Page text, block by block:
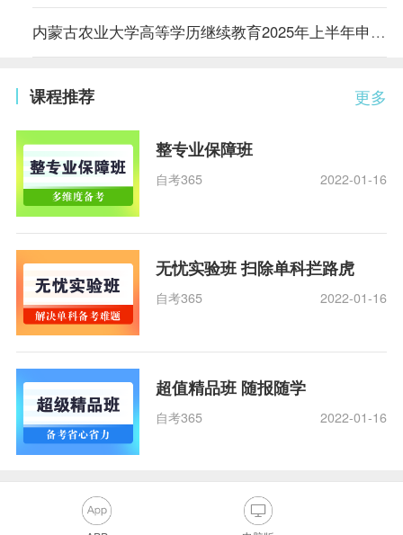
内蒙古农业大学高等学历继续教育2025年上半年申请学士学位的通知
更多
课程推荐
整专业保障班
自考365 2022-01-16
无忧实验班 扫除单科拦路虎
自考365 2022-01-16
超值精品班 随报随学
自考365 2022-01-16